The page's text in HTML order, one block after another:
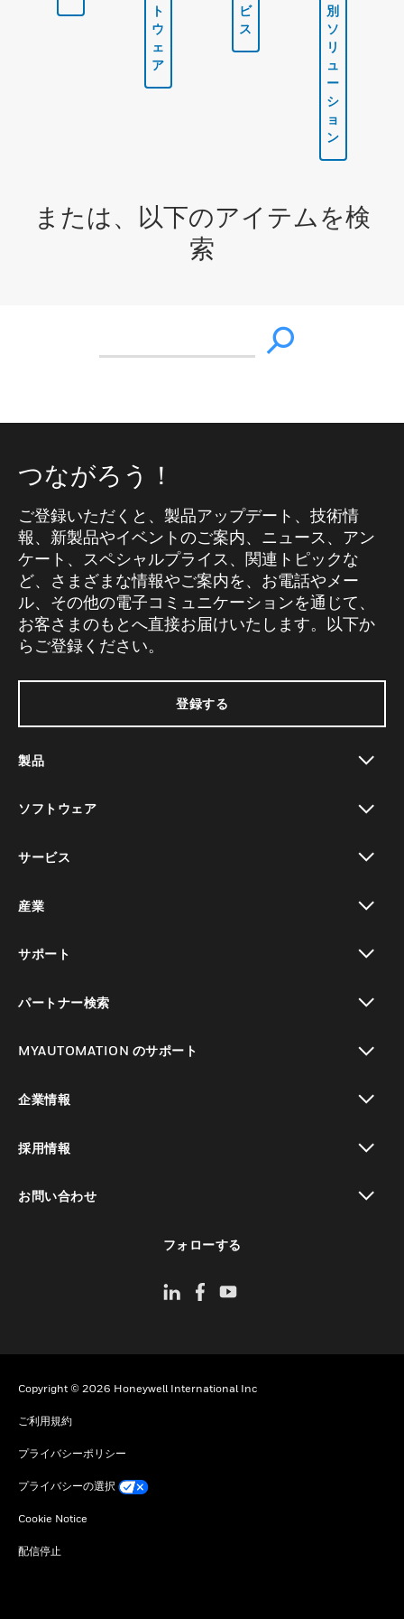
ト
ウ
ェ
ア
ビ
ス
別
ソ
リ
ュ
ー
シ
ョ
ン
または、以下のアイテムを検
索
つながろう！
ご登録いただくと、製品アップデート、技術情
報、新製品やイベントのご案内、ニュース、アン
ケート、スペシャルプライス、関連トピックな
ど、さまざまな情報やご案内を、お電話やメー
ル、その他の電子コミュニケーションを通じて、
お客さまのもとへ直接お届けいたします。以下か
らご登録ください。
登録する
製品
ソフトウェア
サービス
産業
サポート
パートナー検索
MYAUTOMATION のサポート
企業情報
採用情報
お問い合わせ
フォローする
Copyright © 2026 Honeywell International Inc
ご利用規約
プライバシーポリシー
プライバシーの選択
Cookie Notice
配信停止